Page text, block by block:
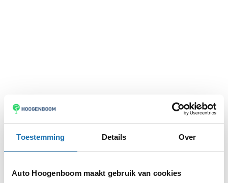
Toestemming Details Over
Auto Hoogenboom maakt gebruik van cookies